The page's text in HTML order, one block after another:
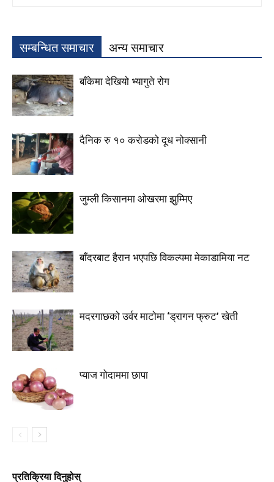
सम्बन्धित समाचार अन्य समाचार
बाँकेमा देखियो भ्यागुते रोग
दैनिक रु १० करोडको दूध नोक्सानी
जुम्ली किसानमा ओखरमा झुम्मिए
बाँदरबाट हैरान भएपछि विकल्पमा मेकाडामिया नट
मदरगाछको उर्वर माटोमा ‘ड्रागन फ्रुट’ खेती
प्याज गोदाममा छापा
प्रतिक्रिया दिनुहोस्